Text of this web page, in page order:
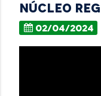
Núcleo
02/04/2024